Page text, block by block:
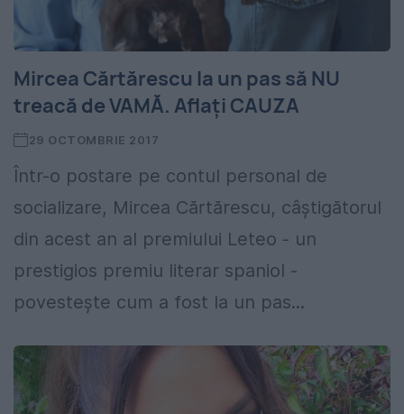
Mircea Cărtărescu la un pas să NU
treacă de VAMĂ. Aflaţi CAUZA
29 OCTOMBRIE 2017
Într-o postare pe contul personal de
socializare, Mircea Cărtărescu, câştigătorul
din acest an al premiului Leteo - un
prestigios premiu literar spaniol -
povesteşte cum a fost la un pas...